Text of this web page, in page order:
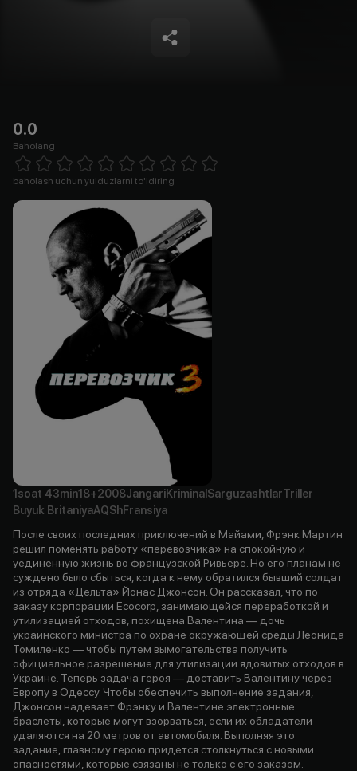
0.0
Baholang
1 Star 2 Stars 3 Stars 4 Stars5 Stars 6 Stars7 Stars8 Stars
baholash uchun yulduzlarni to'ldiring
1soat 43min18+2008JangariKriminal SarguzashtlarTriller
Buyuk BritaniyaAQShFransiya
После своих последних приключений в Майами, Фрэнк Мартин
решил поменять работу «перевозчика» на спокойную и
уединенную жизнь во французской Ривьере. Но его планам не
суждено было сбыться, когда к нему обратился бывший солдат
из отряда «Дельта» Йонас Джонсон. Он рассказал, что по
заказу корпорации Ecocorp, занимающейся переработкой и
утилизацией отходов, похищена Валентина — дочь
украинского министра по охране окружающей среды Леонида
Томиленко — чтобы путем вымогательства получить
официальное разрешение для утилизации ядовитых отходов в
Украине. Теперь задача героя — доставить Валентину через
Европу в Одессу. Чтобы обеспечить выполнение задания,
Джонсон надевает Фрэнку и Валентине электронные
браслеты, которые могут взорваться, если их обладатели
удаляются на 20 метров от автомобиля. Выполняя это
задание, главному герою придется столкнуться с новыми
опасностями, которые связаны не только с его заказом.